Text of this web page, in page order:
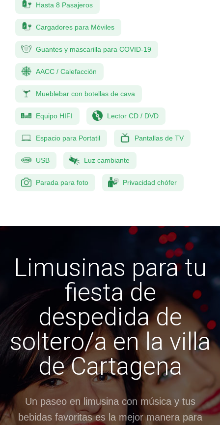
Hasta 8 Pasajeros
Cargadores para Móviles
Guantes y mascarilla para COVID-19
AACC / Calefacción
Mueblebar con botellas de cava
Equipo HIFI Lector CD / DVD
Espacio para Portatil Pantallas de TV
USB Luz cambiante
Parada para foto Privacidad chófer
Limusinas para tu
fiesta de
despedida de
soltero/a en la villa
de Cartagena
Un paseo en limusina con música y tus
bebidas favoritas es la mejor manera para